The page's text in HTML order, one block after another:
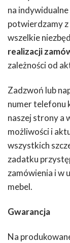
na
potwierdzamy
wszelkie
realizacji
zależności od
Zadzwoń lub
numer telefonu
naszej strony a
możliwości i
wszystkich
zadatku
zamówienia i w
mebel.
Gwarancja
Na